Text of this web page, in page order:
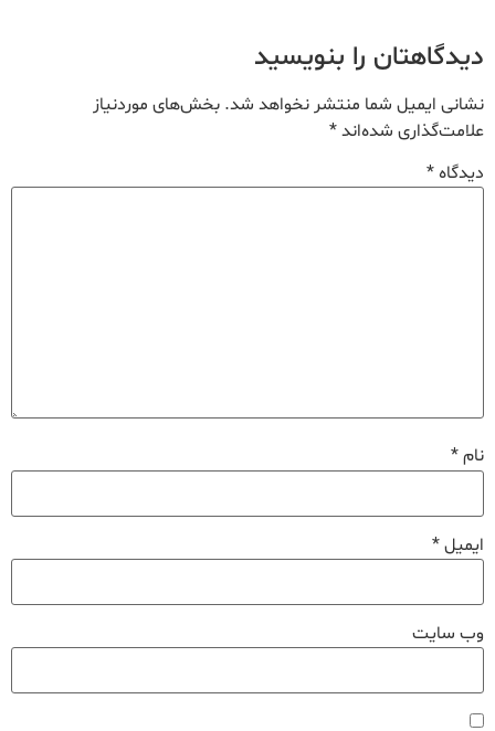
دیدگاهتان را بنویسید
نشانی ایمیل شما منتشر نخواهد شد. بخش‌های موردنیاز
علامت‌گذاری شده‌اند*
دیدگاه*
نام*
ایمیل*
وب‌ سایت